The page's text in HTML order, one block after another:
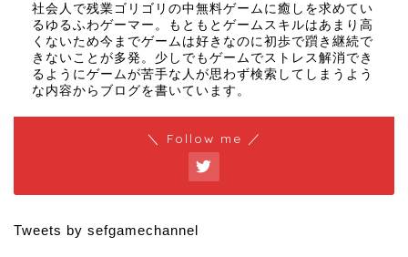
社会人で残業ゴリゴリの中無料ゲームに癒しを求めてい
るゆるふわゲーマー。もともとゲームスキルはあまり高
くないため今までゲームは好きなのに初歩で躓き継続で
きないことが多発。少しでもゲームでストレス解消でき
るようにゲームが苦手な人が思わず検索してしまうよう
な内容からブログを書いています。
＼ Follow me ／
Tweets by sefgamechannel